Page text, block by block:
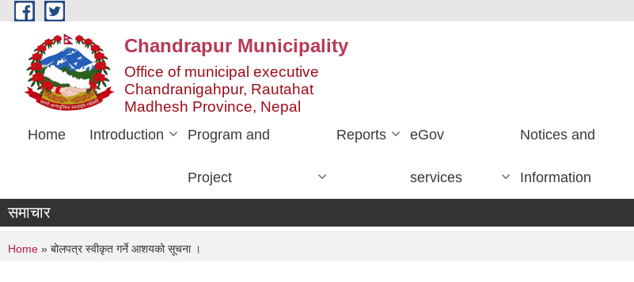
Skip to main content
Chandrapur Municipality
Office of municipal executive
Chandranigahpur, Rautahat
Madhesh Province, Nepal
Home Introduction Program and
Project
Reports eGov
services
Notices and
Information
समाचार
You are here
Home » बोलपत्र स्वीकृत गर्ने आशयको सूचना ।